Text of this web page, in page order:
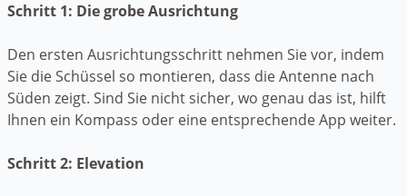
Schritt 1: Die grobe Ausrichtung
Den ersten Ausrichtungsschritt nehmen Sie vor, indem
Sie die Schüssel so montieren, dass die Antenne nach
Süden zeigt. Sind Sie nicht sicher, wo genau das ist, hilft
Ihnen ein Kompass oder eine entsprechende App weiter.
Schritt 2: Elevation